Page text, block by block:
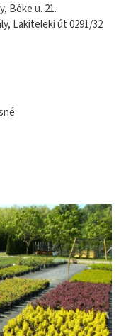
Béke u. 21.
Lakiteleki út 0291/32